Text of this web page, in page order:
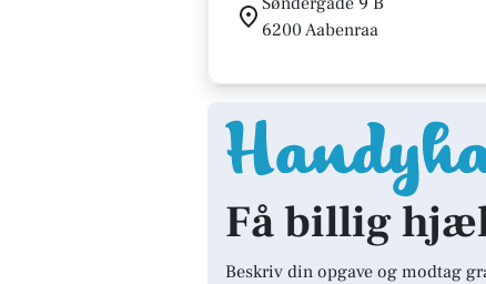
6200 Aabenraa
Få billig
Beskriv din opgave og modtag